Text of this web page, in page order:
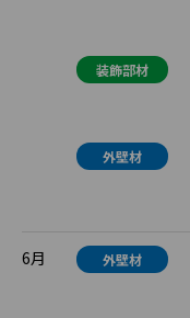
装飾部材
外壁材
6月 外壁材